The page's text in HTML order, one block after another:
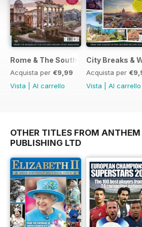
Rome & The South 2022
Acquista per €9,99
Vista
Al carrello
City Breaks &
Acquista per
Vista
Al carrello
OTHER TITLES FROM ANTHEM
PUBLISHING LTD